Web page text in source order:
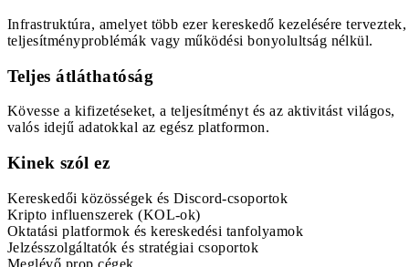
Infrastruktúra, amelyet több ezer kereskedő kezelésére terveztek,
teljesítményproblémák vagy működési bonyolultság nélkül.
Teljes átláthatóság
Kövesse a kifizetéseket, a teljesítményt és az aktivitást világos,
valós idejű adatokkal az egész platformon.
Kinek szól ez
Kereskedői közösségek és Discord-csoportok
Kripto influenszerek (KOL-ok)
Oktatási platformok és kereskedési tanfolyamok
Jelzésszolgáltatók és stratégiai csoportok
Meglévő prop cégek